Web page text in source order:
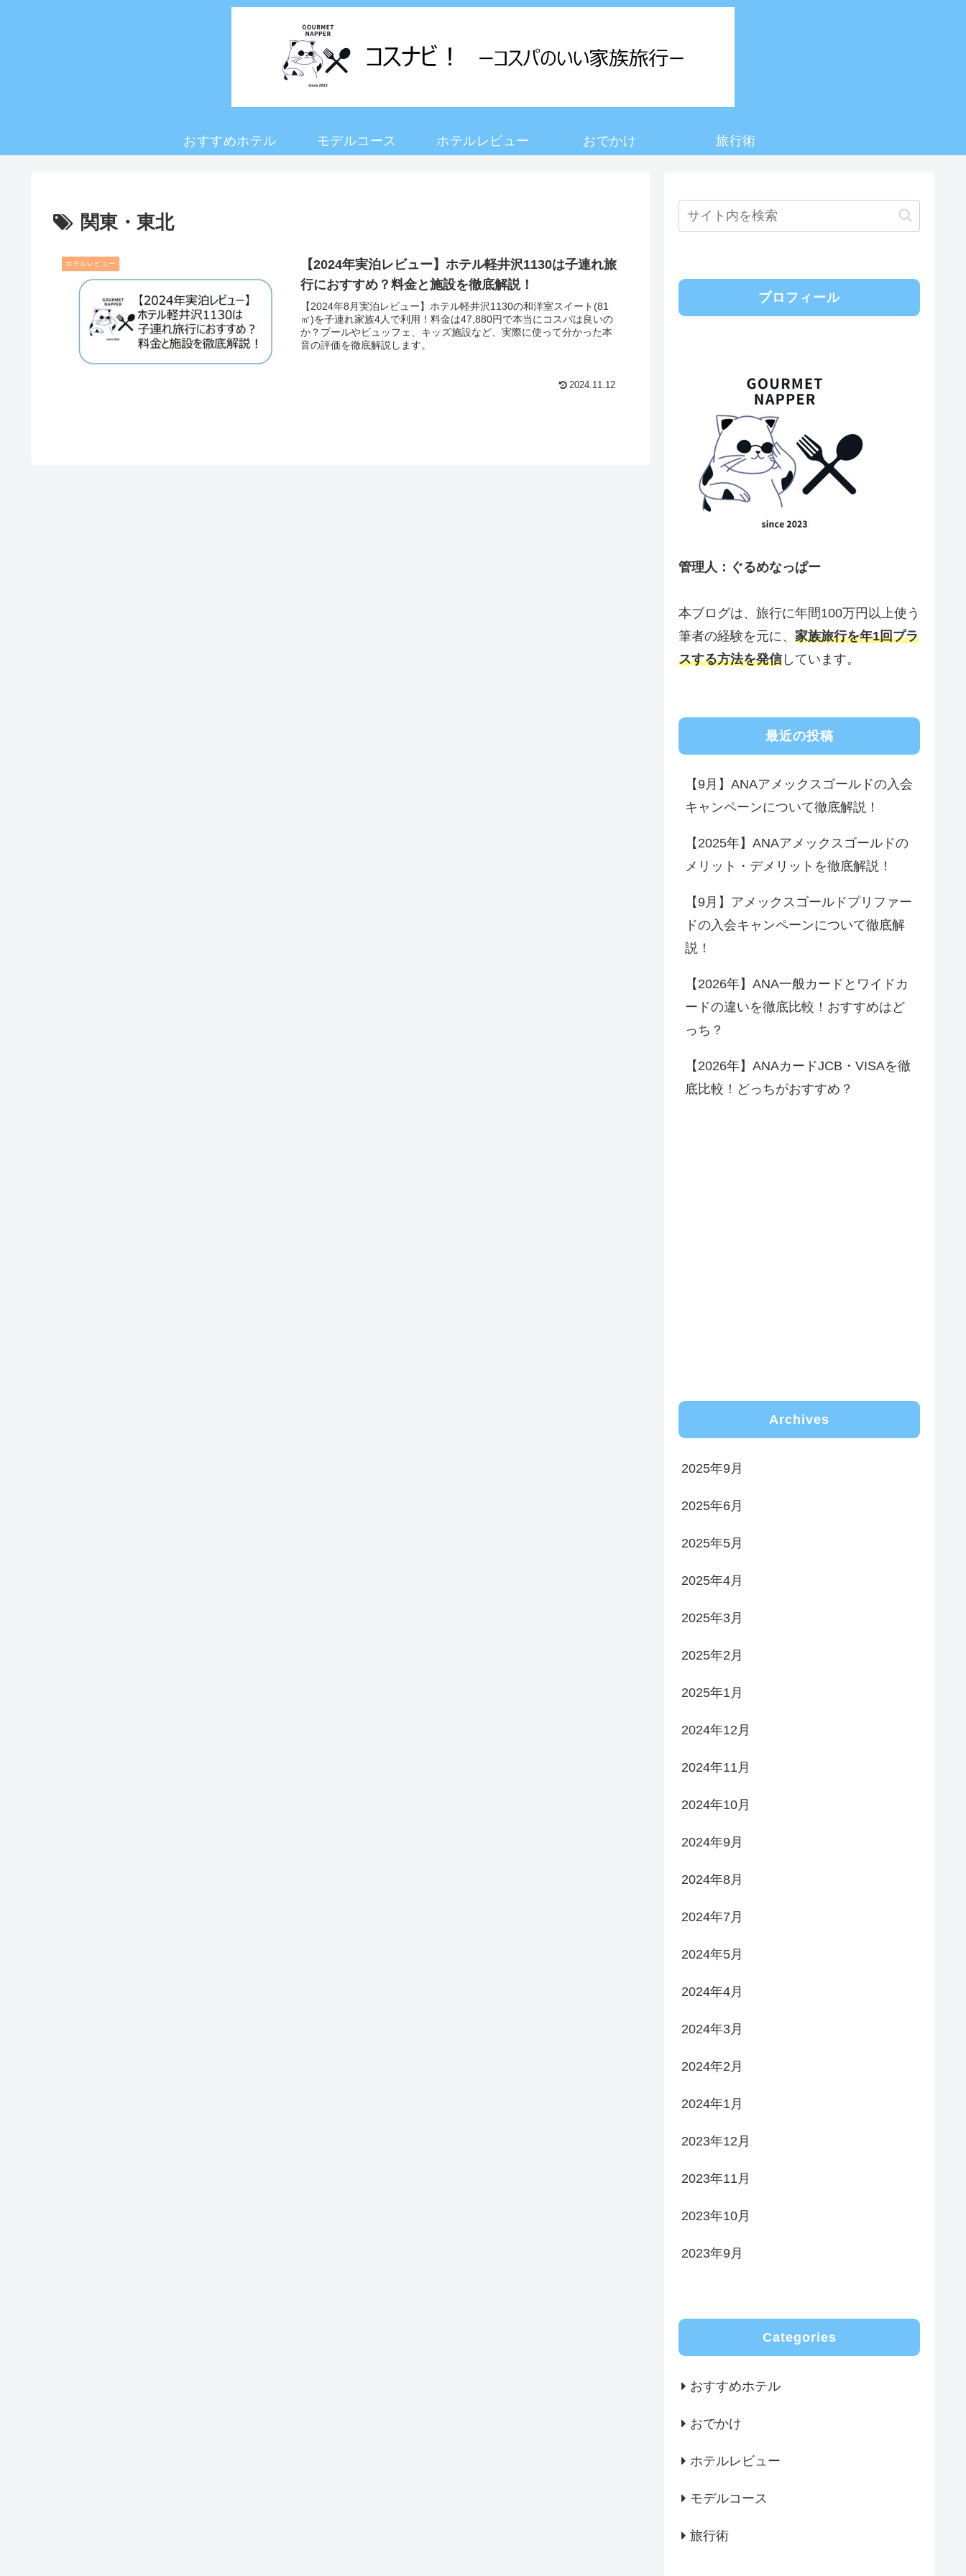
おすすめホテル モデルコース ホテルレビュー おでかけ 旅行術
関東・東北
ホテルレビュー
【2024年実泊レビュー】ホテル軽井沢1130は子連れ旅
行におすすめ？料金と施設を徹底解説！
【2024年8月実泊レビュー】ホテル軽井沢1130の和洋室スイート(81
㎡)を子連れ家族4人で利用！料金は47,880円で本当にコスパは良いの
か？プールやビュッフェ、キッズ施設など、実際に使って分かった本
音の評価を徹底解説します。
2024.11.12
プロフィール
管理人：ぐるめなっぱー
本ブログは、旅行に年間100万円以上使う
筆者の経験を元に、 家族旅行を年1回プラ
スする方法を発信しています。
最近の投稿
【9月】ANAアメックスゴールドの入会
キャンペーンについて徹底解説！
【2025年】ANAアメックスゴールドの
メリット・デメリットを徹底解説！
【9月】アメックスゴールドプリファー
ドの入会キャンペーンについて徹底解
説！
【2026年】ANA一般カードとワイドカ
ードの違いを徹底比較！おすすめはど
っち？
【2026年】ANAカードJCB・VISAを徹
底比較！どっちがおすすめ？
Archives
2025年9月
2025年6月
2025年5月
2025年4月
2025年3月
2025年2月
2025年1月
2024年12月
2024年11月
2024年10月
2024年9月
2024年8月
2024年7月
2024年5月
2024年4月
2024年3月
2024年2月
2024年1月
2023年12月
2023年11月
2023年10月
2023年9月
Categories
おすすめホテル
おでかけ
ホテルレビュー
モデルコース
旅行術